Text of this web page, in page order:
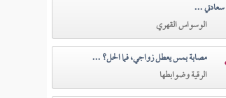
سعادتي ...
الوسواس القهري
مصابة بمس يعطل زواجي، فما الحل؟ ...
الرقية وضوابطها